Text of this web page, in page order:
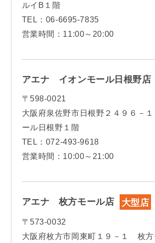
ルイB１階
TEL：06-6695-7835
営業時間：11:00～20:00
アエナ イオンモール日根野店
〒598-0021
大阪府泉佐野市日根野２４９６－
ール日根野１階
TEL：072-493-9618
営業時間：10:00～21:00
アエナ 枚方モール店 大型店
〒573-0032
大阪府枚方市岡東町１９－１ 枚方